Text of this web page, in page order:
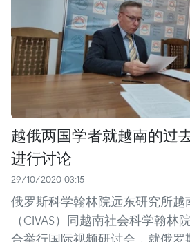
越俄两国学者就越南的过
进行讨论
29/10/2020 03:15
俄罗斯科学翰林院远东研究所
（CIVAS）同越南社会科学翰林
合举行国际视频研讨会，就俄